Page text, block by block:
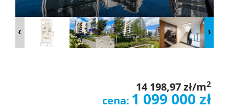
O
14 198,97 zł/m2
cena: 1 099 000 zł